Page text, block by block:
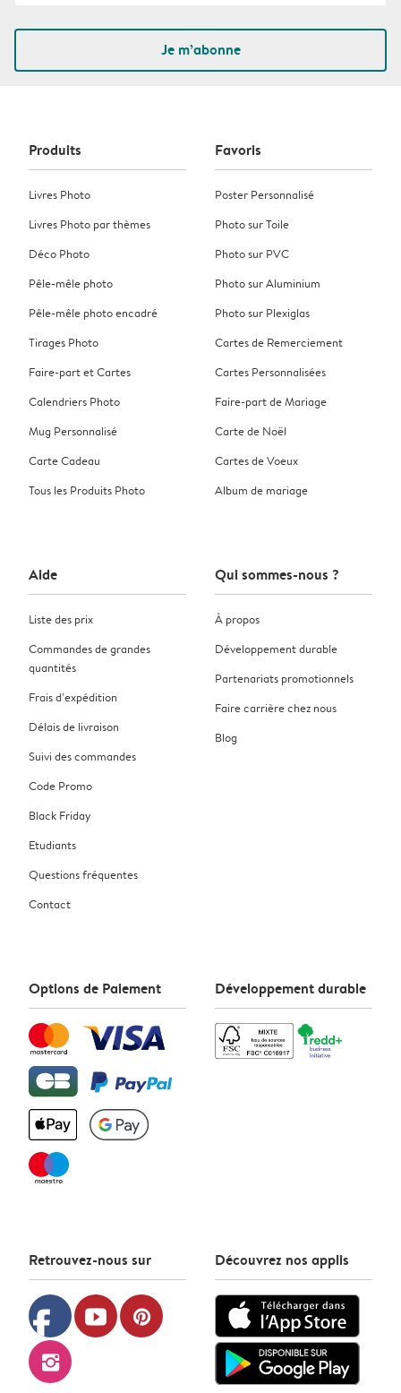
Je m’abonne
Produits
Livres Photo
Livres Photo par thèmes
Déco Photo
Pêle-mêle photo
Pêle-mêle photo encadré
Tirages Photo
Faire-part et Cartes
Calendriers Photo
Mug Personnalisé
Carte Cadeau
Tous les Produits Photo
Favoris
Poster Personnalisé
Photo sur Toile
Photo sur PVC
Photo sur Aluminium
Photo sur Plexiglas
Cartes de Remerciement
Cartes Personnalisées
Faire-part de Mariage
Carte de Noël
Cartes de Voeux
Album de mariage
Aide
Liste des prix
Commandes de grandes
quantités
Frais d’expédition
Délais de livraison
Suivi des commandes
Code Promo
Black Friday
Etudiants
Questions fréquentes
Contact
Qui sommes-nous ?
À propos
Développement durable
Partenariats promotionnels
Faire carrière chez nous
Blog
Options de Paiement Développement durable
Retrouvez-nous sur
facebook youtube pinterest
instagram
Découvrez nos applis